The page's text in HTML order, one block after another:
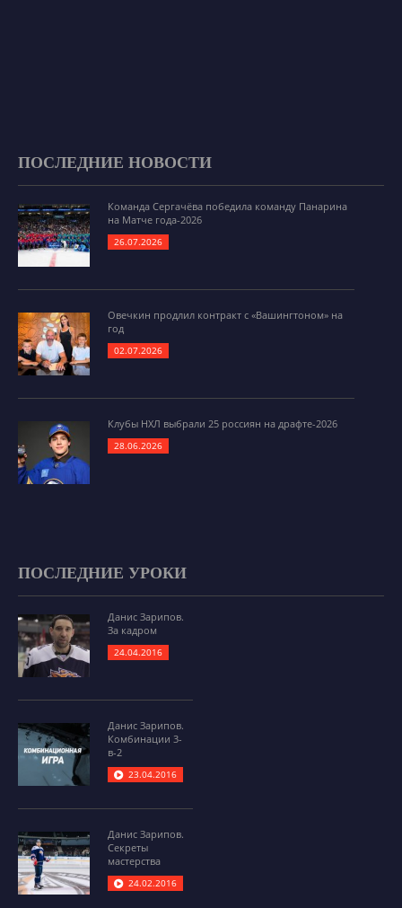
ПОСЛЕДНИЕ НОВОСТИ
Команда Сергачёва победила команду Панарина
на Матче года-2026
26.07.2026
Овечкин продлил контракт с «Вашингтоном» на
год
02.07.2026
Клубы НХЛ выбрали 25 россиян на драфте-2026
28.06.2026
ПОСЛЕДНИЕ УРОКИ
Данис Зарипов.
За кадром
24.04.2016
Данис Зарипов.
Комбинации 3-
в-2
23.04.2016
Данис Зарипов.
Секреты
мастерства
24.02.2016